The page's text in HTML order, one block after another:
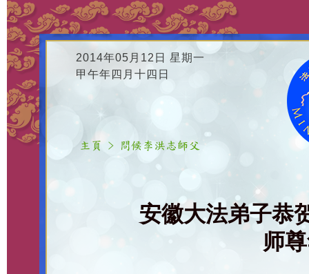
2014年05月12日 星期一
甲午年四月十四日
安徽大法弟子恭
师